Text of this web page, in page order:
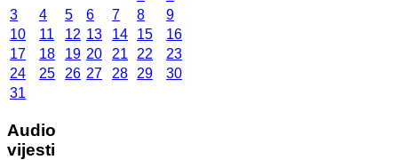
3
4 5 6 7 8
9
10
11 12 13 14 15
16
17
18 19 20 21 22
23
24
25 26 27 28 29
30
31
Audio
vijesti